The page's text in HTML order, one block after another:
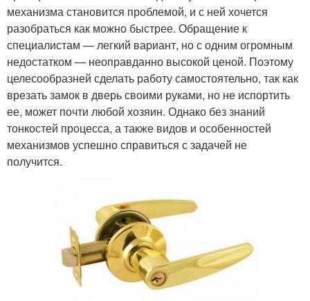
механизма становится проблемой, и с ней хочется
разобраться как можно быстрее. Обращение к
специалистам — легкий вариант, но с одним огромным
недостатком — неоправданно высокой ценой. Поэтому
целесообразней сделать работу самостоятельно, так как
врезать замок в дверь своими руками, но не испортить
ее, может почти любой хозяин. Однако без знаний
тонкостей процесса, а также видов и особенностей
механизмов успешно справиться с задачей не
получится.